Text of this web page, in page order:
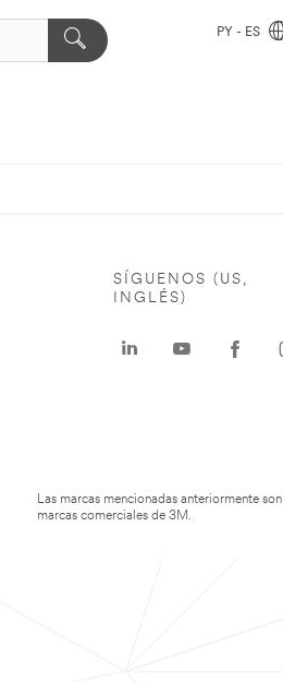
PY - ES
SÍGUENOS (US,
INGLÉS)
Las marcas mencionadas anteriormente son
marcas comerciales de 3M.